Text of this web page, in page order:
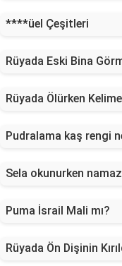
****üel Çeşitleri
Rüyada Eski Bina
Rüyada Ölürken
Pudralama kaş rengi
Sela okunurken namaz
Puma İsrail Mali mı?
Rüyada Ön Dişinin